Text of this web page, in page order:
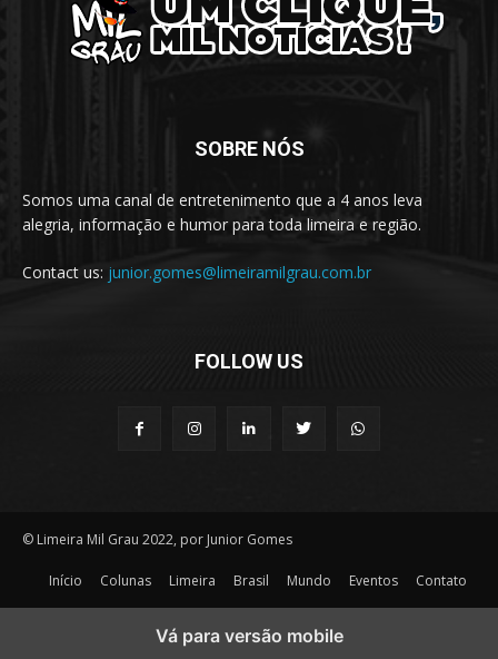
SOBRE NÓS
Somos uma canal de entretenimento que a 4 anos leva
alegria, informação e humor para toda limeira e região.
Contact us: junior.gomes@limeiramilgrau.com.br
FOLLOW US
© Limeira Mil Grau 2022, por Junior Gomes
Início Colunas Limeira Brasil Mundo Eventos Contato
Vá para versão mobile